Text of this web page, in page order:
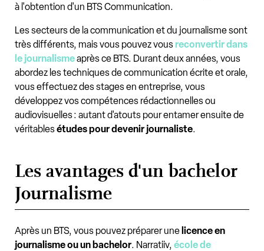
à l'obtention d'un BTS Communication.
Les secteurs de la communication et du journalisme sont
très différents, mais vous pouvez vousreconvertir dans
le journalismeaprès ce BTS. Durant deux années, vous
abordez les techniques de communication écrite et orale,
vous effectuez des stages en entreprise, vous
développez vos compétences rédactionnelles ou
audiovisuelles : autant d'atouts pour entamer ensuite de
véritablesétudes pour devenir journaliste.
Les avantages d'un bachelor
Journalisme
Après un BTS, vous pouvez préparer une licence en
journalisme ou un bachelor. Narratiiv, école de